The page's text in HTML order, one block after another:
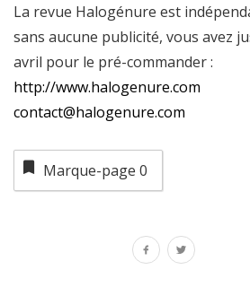
La revue Halogénure est
sans aucune publicité, vous avez
avril pour le pré-commander :
http://www.halogenure.com
contact@halogenure.com
Marque-page 0